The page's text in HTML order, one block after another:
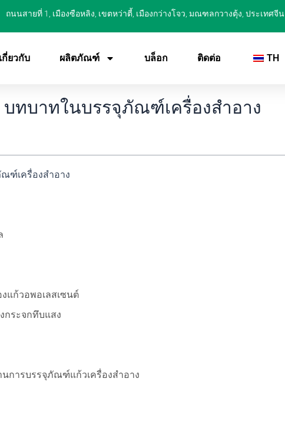
ถนนสายที่ 1, เมืองซือหลิง, เขตหว่าตี้, เมืองกว่างโจว, มณฑลกวางตุ้ง, ประเทศจีน
เกี่ยวกับ ผลิตภัณฑ์ บล็อก ติดต่อ TH
ทบาทในบรรจุภัณฑ์เครื่องสำอาง
ฑ์เครื่องสำอาง
แก้วอพอเลสเซนต์
กระจกทึบแสง
การบรรจุภัณฑ์แก้วเครื่องสำอาง